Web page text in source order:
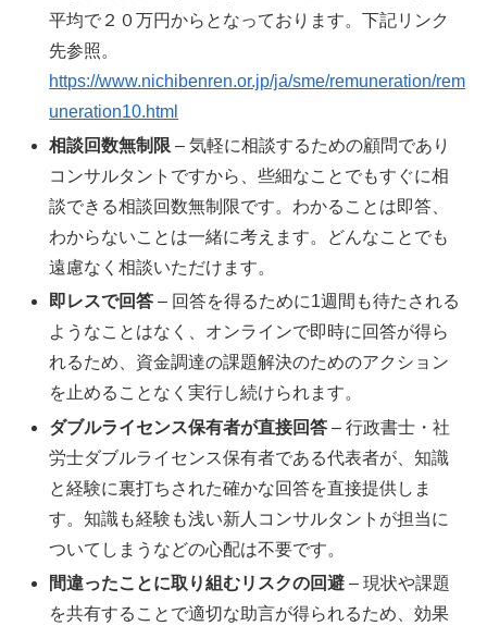
平均で２０万円からとなっております。下記リンク
先参照。
https://www.nichibenren.or.jp/ja/sme/remuneration/rem
uneration10.html
相談回数無制限 – 気軽に相談するための顧問であり
コンサルタントですから、些細なことでもすぐに相
談できる相談回数無制限です。わかることは即答、
わからないことは一緒に考えます。どんなことでも
遠慮なく相談いただけます。
即レスで回答 – 回答を得るために1週間も待たされる
ようなことはなく、オンラインで即時に回答が得ら
れるため、資金調達の課題解決のためのアクション
を止めることなく実行し続けられます。
ダブルライセンス保有者が直接回答 – 行政書士・社
労士ダブルライセンス保有者である代表者が、知識
と経験に裏打ちされた確かな回答を直接提供しま
す。知識も経験も浅い新人コンサルタントが担当に
ついてしまうなどの心配は不要です。
間違ったことに取り組むリスクの回避 – 現状や課題
を共有することで適切な助言が得られるため、効果